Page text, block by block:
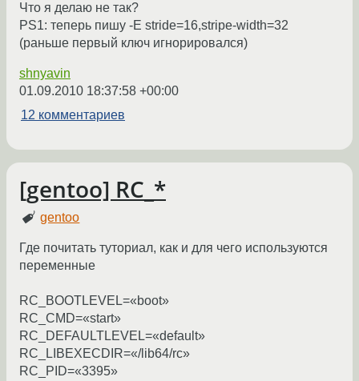
Что я делаю не так?
PS1: теперь пишу -E stride=16,stripe-width=32
(раньше первый ключ игнорировался)
shnyavin
01.09.2010 18:37:58 +00:00
12 комментариев
[gentoo] RC_*
gentoo
Где почитать туториал, как и для чего используются
переменные
RC_BOOTLEVEL=«boot»
RC_CMD=«start»
RC_DEFAULTLEVEL=«default»
RC_LIBEXECDIR=«/lib64/rc»
RC_PID=«3395»